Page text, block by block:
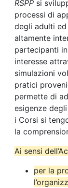
RSPP si
processi di
degli adulti ed
altamente
partecipanti
interesse
simulazioni
pratici
permette di
esigenze
i Corsi si
la
Ai sensi
per la